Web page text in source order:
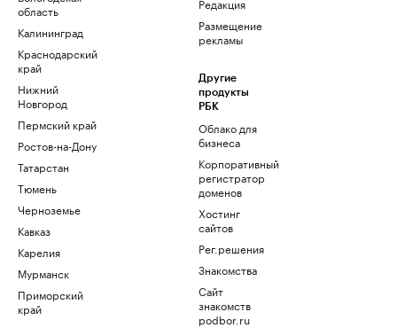
область
Калининград
Краснодарский
край
Нижний
Новгород
Пермский край
Ростов-на-Дону
Татарстан
Тюмень
Черноземье
Кавказ
Карелия
Мурманск
Приморский
край
Размещение
рекламы
Другие
продукты
РБК
Облако для
бизнеса
Корпоративный
регистратор
доменов
Хостинг
сайтов
Рег.решения
Знакомства
Сайт
знакомств
podbor.ru